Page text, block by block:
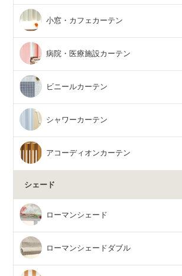
小窓・カフェカーテン
病院・医療施設カーテン
ビニールカーテン
シャワーカーテン
アコーディオンカーテン
シェード
ローマンシェード
ローマンシェードダブル